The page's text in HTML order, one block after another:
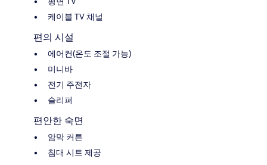
케이블 TV 채널
편의 시설
에어컨(온도 조절 가능)
미니바
전기 주전자
슬리퍼
편안한 숙면
암막 커튼
침대 시트 제공